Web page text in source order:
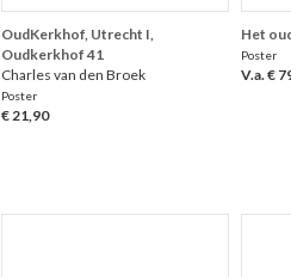
OudKerkhof, Utrecht I,
Oudkerkhof 41
Charles van den Broek
Poster
€ 21,90
Het
Poster
V.a. €